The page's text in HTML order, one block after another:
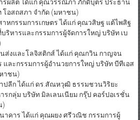
รผลิต ได้แก่ คุณวรรณิภา ภักดีบุตร ประธาน
โอสถสภา จำกัด (มหาชน)
าหกรรมการเกษตร ได้แก่ คุณวสิษฐ แต้ไพสิฐ
ริหารและกรรมการผู้จัดการใหญ่ บริษัท เบ
ส่งและโลจิสติกส์ ได้แก่ คุณกวิน กาญจน
และกรรมการผู้อำนวยการใหญ่ บริษัท บีทีเอส
าชน)
ปลีก ได้แก่ ดร.สัณหวุฒิ ธรรมชวนวิริยะ
รกลุ่ม บริษัท มิลเลนเนียม กรุ๊ป คอร์ปอเรชั่น
)
าคาร ได้แก่ คุณผยง ศรีวณิช กรรมการผู้